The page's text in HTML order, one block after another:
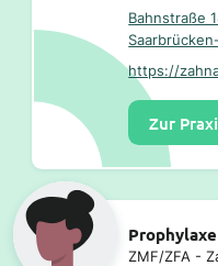
Bahnstraße
Zur
Prophylaxe
ZMF/ZFA -